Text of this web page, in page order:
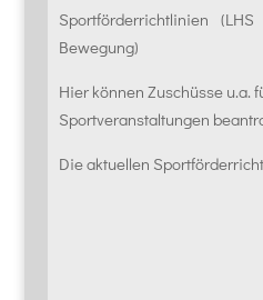
Sportförderrichtlinien
Bewegung)
Hier können Zuschüsse u.a.
Sportveranstaltungen
Die aktuellen